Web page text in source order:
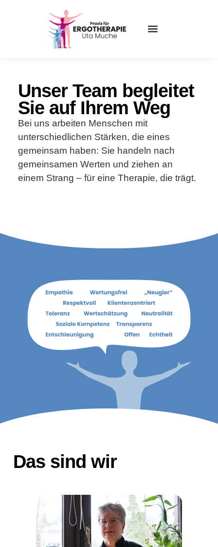
Unser Team begleitet
Sie auf Ihrem Weg
Bei uns arbeiten Menschen mit
unterschiedlichen Stärken, die eines
gemeinsam haben: Sie handeln nach
gemeinsamen Werten und ziehen an
einem Strang – für eine Therapie, die trägt.
Das sind wir